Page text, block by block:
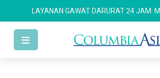
LAYANAN GAWAT DARURAT 24 JAM: